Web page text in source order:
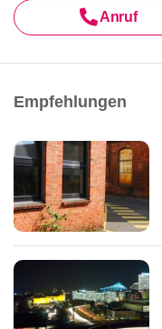
Anruf
Empfehlungen